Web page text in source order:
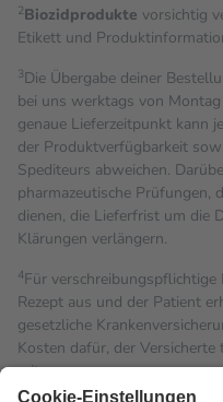
2Biozidprodukte vorsichtig
Etikett und
3Die Übergabe deiner
bei uns werktags von
genaue Lieferzeitpunkt kann
der Produktverfügbarkeit
Spediteurs abweichen.
pharmazeutische Prüfungen,
dienen, die Lieferfrist um die
Klärungen verlängern.
4Für
Rezept aus und der Patient
gesetzliche
Kosten dafür, der
mit.
Grundsätzlich leisten